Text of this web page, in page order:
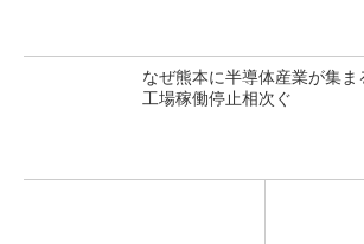
なぜ熊本に半導体産業が集
工場稼働停止相次ぐ